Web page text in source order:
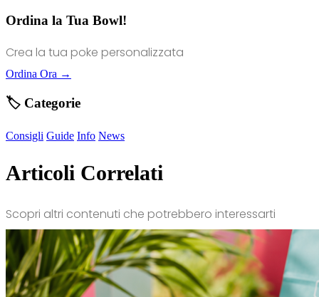
Ordina la Tua Bowl!
Crea la tua poke personalizzata
Ordina Ora →
🏷️ Categorie
Consigli Guide Info News
Articoli Correlati
Scopri altri contenuti che potrebbero interessarti